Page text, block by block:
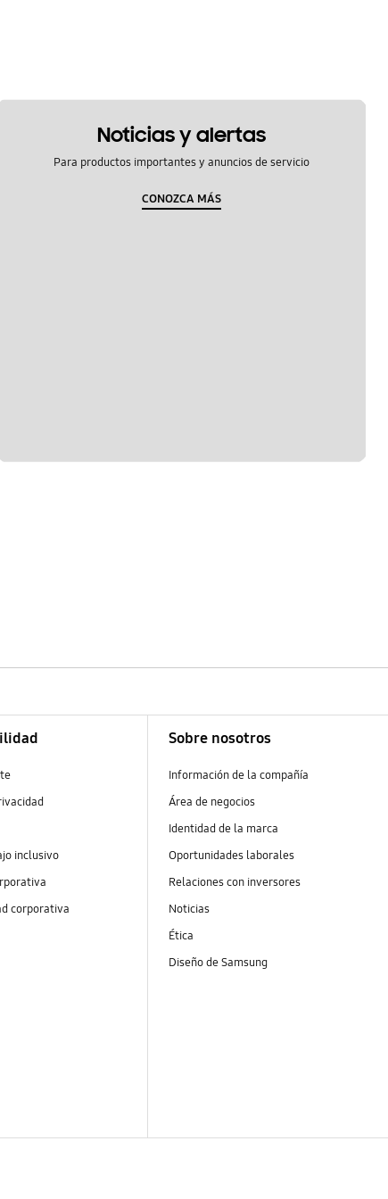
Noticias y alertas
Para productos importantes y anuncios de servicio
CONOZCA MÁS
inclusivo
corporativa
Sobre nosotros
Información de la compañía
Área de negocios
Identidad de la marca
Oportunidades laborales
Relaciones con inversores
Noticias
Ética
Diseño de Samsung